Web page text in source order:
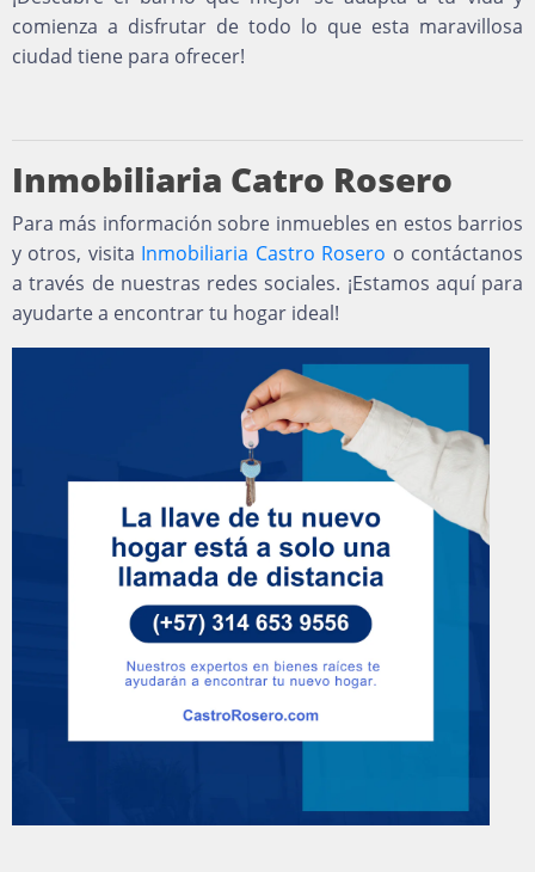
comienza a disfrutar de todo lo que esta maravillosa
ciudad tiene para ofrecer!
Inmobiliaria Catro Rosero
Para más información sobre inmuebles en estos barrios
y otros, visita Inmobiliaria Castro Rosero o contáctanos
a través de nuestras redes sociales. ¡Estamos aquí para
ayudarte a encontrar tu hogar ideal!